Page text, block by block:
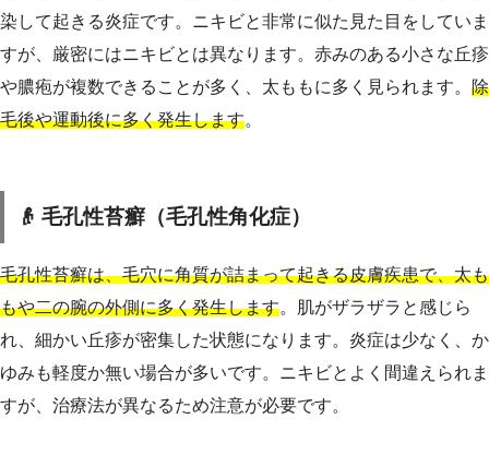
染して起きる炎症です。ニキビと非常に似た見た目をしていま
すが、厳密にはニキビとは異なります。赤みのある小さな丘疹
や膿疱が複数できることが多く、太ももに多く見られます。 除
毛後や運動後に多く発生します。
👴 毛孔性苔癬（毛孔性角化症）
毛孔性苔癬は、毛穴に角質が詰まって起きる皮膚疾患で、太も
もや二の腕の外側に多く発生します。肌がザラザラと感じら
れ、細かい丘疹が密集した状態になります。炎症は少なく、か
ゆみも軽度か無い場合が多いです。ニキビとよく間違えられま
すが、治療法が異なるため注意が必要です。